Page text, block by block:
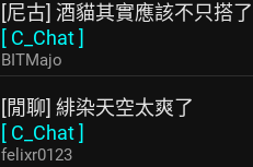
[尼古] 酒貓其實應該不只搭
[ C_Chat]
BITMajo
[閒聊] 緋染天空太爽了
[ C_Chat]
felixr0123